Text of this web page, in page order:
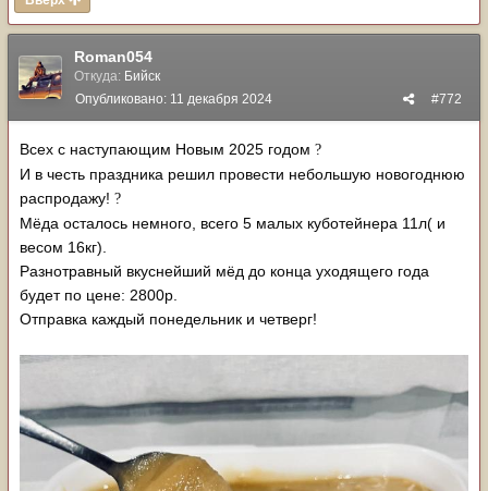
Roman054
Откуда: Бийск
#772
Опубликовано: 11 декабря 2024
Всех с наступающим Новым 2025 годом ?
И в честь праздника решил провести небольшую новогоднюю
распродажу! ?
Мёда осталось немного, всего 5 малых куботейнера 11л( и
весом 16кг).
Разнотравный вкуснейший мёд до конца уходящего года
будет по цене: 2800р.
Отправка каждый понедельник и четверг!